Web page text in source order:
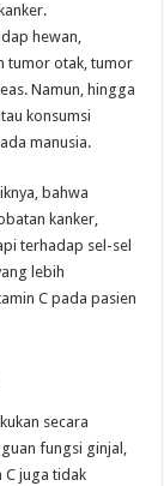
hewan,
tumor otak, tumor
Namun, hingga
konsumsi
manusia.
bahwa
kanker,
terhadap sel-sel
lebih
C pada pasien
secara
fungsi ginjal,
C juga tidak